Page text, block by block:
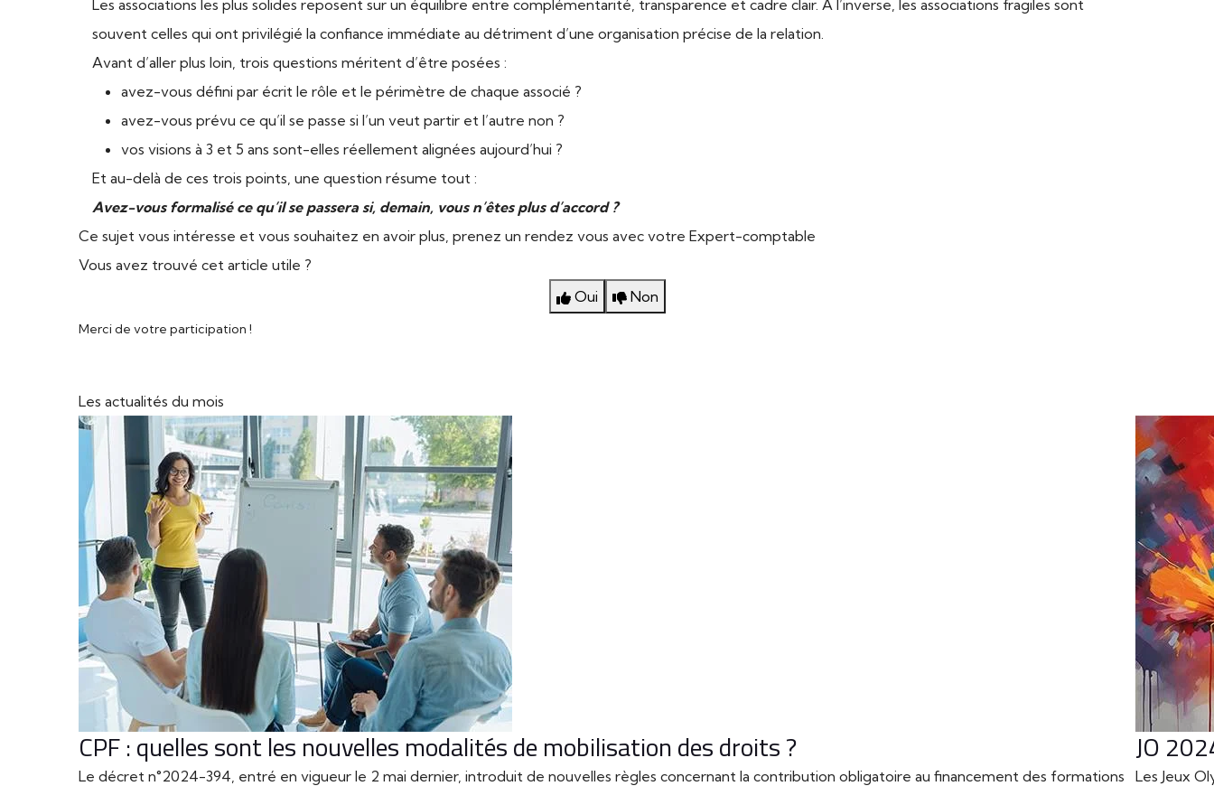
Les associations les plus solides reposent sur un équilibre entre complémentarité, transparence et cadre clair. À l’inverse, les associations fragiles sont
souvent celles qui ont privilégié la confiance immédiate au détriment d’une organisation précise de la relation.
Avant d’aller plus loin, trois questions méritent d’être posées :
avez-vous défini par écrit le rôle et le périmètre de chaque associé ?
avez-vous prévu ce qu’il se passe si l’un veut partir et l’autre non ?
vos visions à 3 et 5 ans sont-elles réellement alignées aujourd’hui ?
Et au-delà de ces trois points, une question résume tout :
Avez-vous formalisé ce qu’il se passera si, demain, vous n’êtes plus d’accord ?
Ce sujet vous intéresse et vous souhaitez en avoir plus, prenez un rendez vous avec votre Expert-comptable
Vous avez trouvé cet article utile ?
Oui
Non
Merci de votre participation !
Les actualités du mois
CPF : quelles sont les nouvelles modalités de mobilisation des droits ?
Le décret n°2024-394, entré en vigueur le 2 mai dernier, introduit de nouvelles règles concernant la contribution obligatoire au financement des formations
JO
Les Jeux